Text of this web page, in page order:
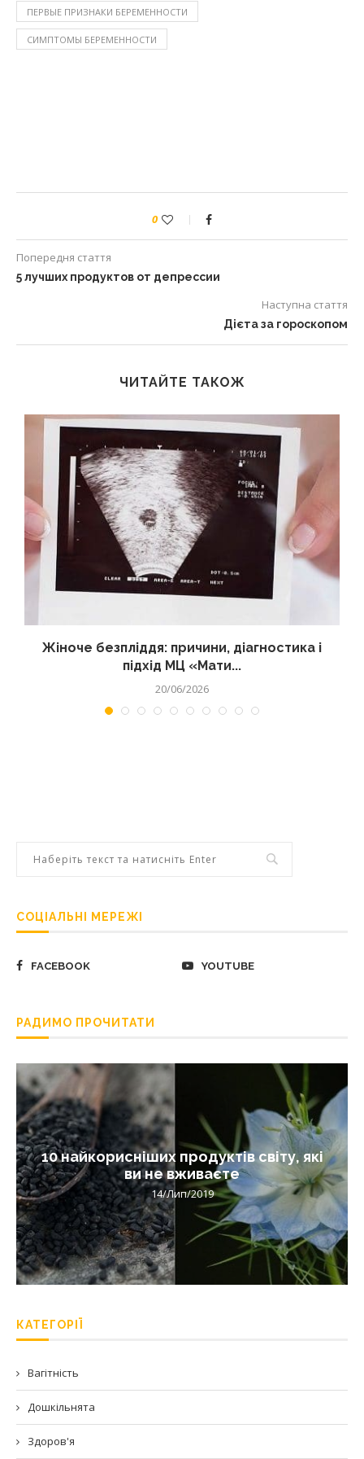
ПЕРВЫЕ ПРИЗНАКИ БЕРЕМЕННОСТИ
СИМПТОМЫ БЕРЕМЕННОСТИ
0
Попередня стаття
5 лучших продуктов от депрессии
Наступна стаття
Дієта за гороскопом
ЧИТАЙТЕ ТАКОЖ
Жіноче безпліддя: причини, діагностика і
підхід МЦ «Мати...
20/06/2026
СОЦІАЛЬНІ МЕРЕЖІ
FACEBOOK YOUTUBE
РАДИМО ПРОЧИТАТИ
10 найкорисніших продуктів світу, які
ви не вживаєте
14/Лип/2019
КАТЕГОРІЇ
Вагітність
Дошкільнята
Здоров'я